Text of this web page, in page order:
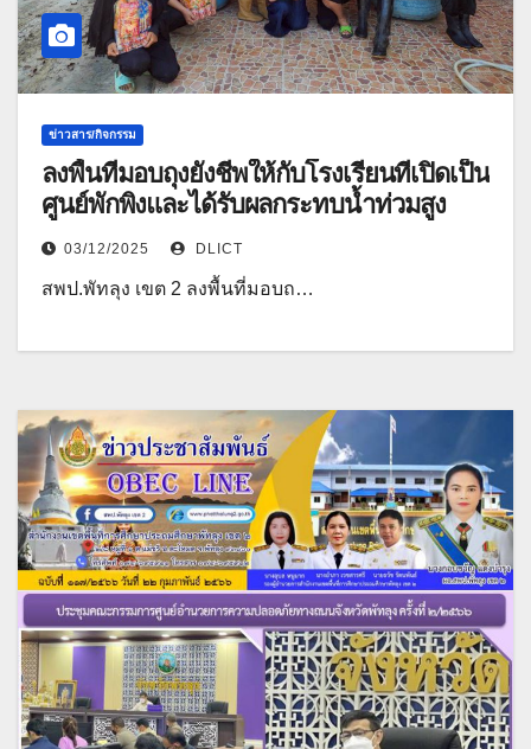
ข่าวสาร/กิจกรรม
ลงพื้นที่มอบถุงยังชีพให้กับโรงเรียนที่เปิดเป็น
ศูนย์พักพิงและได้รับผลกระทบน้ำท่วมสูง
03/12/2025 DLICT
สพป.พัทลุง เขต 2 ลงพื้นที่มอบถ…